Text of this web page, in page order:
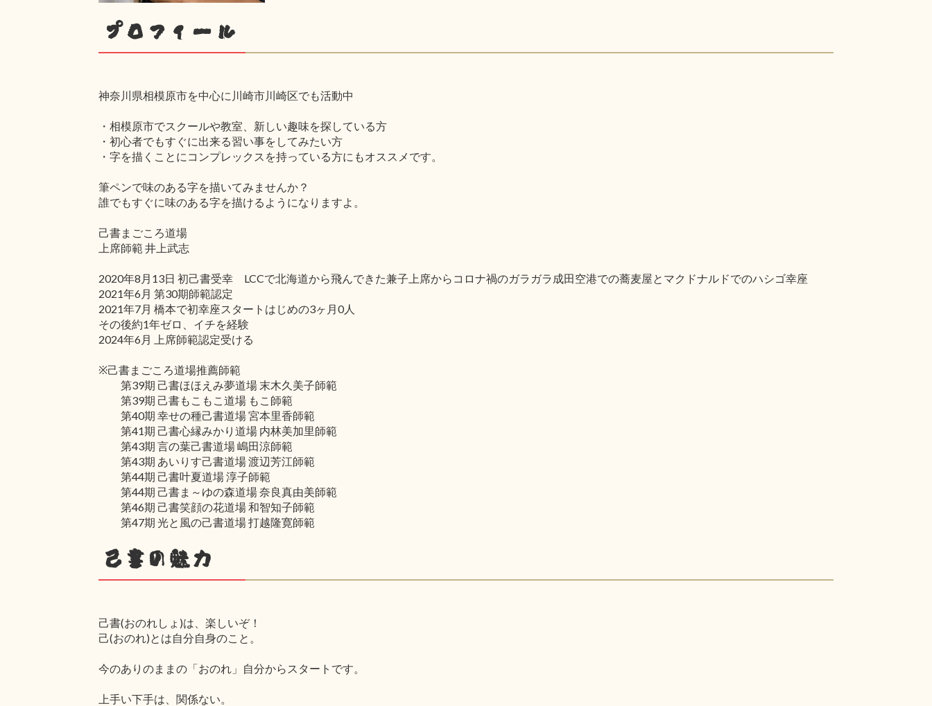
プロフィール
神奈川県相模原市を中心に川崎市川崎区でも活動中
・相模原市でスクールや教室、新しい趣味を探している方
・初心者でもすぐに出来る習い事をしてみたい方
・字を描くことにコンプレックスを持っている方にもオススメです。
筆ペンで味のある字を描いてみませんか？
誰でもすぐに味のある字を描けるようになりますよ。
己書まごころ道場
上席師範 井上武志
2020年8月13日 初己書受幸 LCCで北海道から飛んできた兼子上席からコロナ禍のガラガラ成田空港での蕎麦屋とマクドナルドでのハシゴ幸座
2021年6月 第30期師範認定
2021年7月 橋本で初幸座スタートはじめの3ヶ月0人
その後約1年ゼロ、イチを経験
2024年6月 上席師範認定受ける
※己書まごころ道場推薦師範
第39期 己書ほほえみ夢道場 末木久美子師範
第39期 己書もこもこ道場 もこ師範
第40期 幸せの種己書道場 宮本里香師範
第41期 己書心縁みかり道場 内林美加里師範
第43期 言の葉己書道場 嶋田涼師範
第43期 あいりす己書道場 渡辺芳江師範
第44期 己書叶夏道場 淳子師範
第44期 己書ま～ゆの森道場 奈良真由美師範
第46期 己書笑顔の花道場 和智知子師範
第47期 光と風の己書道場 打越隆寛師範
己書の魅力
己書(おのれしょ)は、楽しいぞ！
己(おのれ)とは自分自身のこと。
今のありのままの「おのれ」自分からスタートです。
上手い下手は、関係ない。